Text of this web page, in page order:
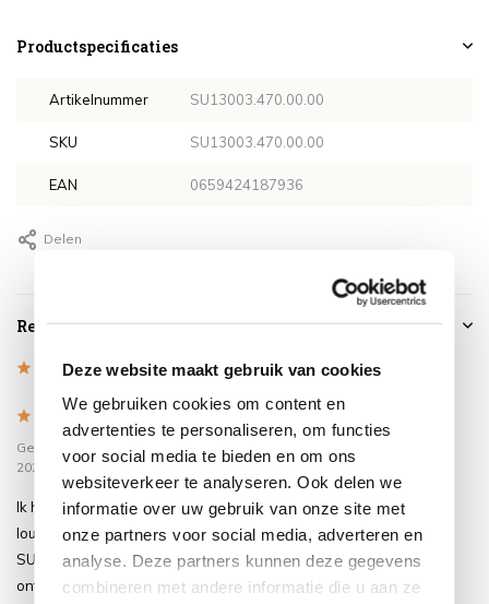
Deze website maakt gebruik van cookies
We gebruiken cookies om content en
advertenties te personaliseren, om functies
voor social media te bieden en om ons
websiteverkeer te analyseren. Ook delen we
informatie over uw gebruik van onze site met
onze partners voor social media, adverteren en
analyse. Deze partners kunnen deze gegevens
combineren met andere informatie die u aan ze
Productspecificaties
Artikelnummer SU13003.470.00.00
SKU SU13003.470.00.00
EAN 0659424187936
Delen
Reviews
5/5 Based on 1 reviews
Gepost door: Sijmen
op 15 November
2025
Ik heb ter bescherming van onze
loungeset een bus protector
SUNshine besteld en al in één dag
ontvangen. Inmiddels toegepast Dus